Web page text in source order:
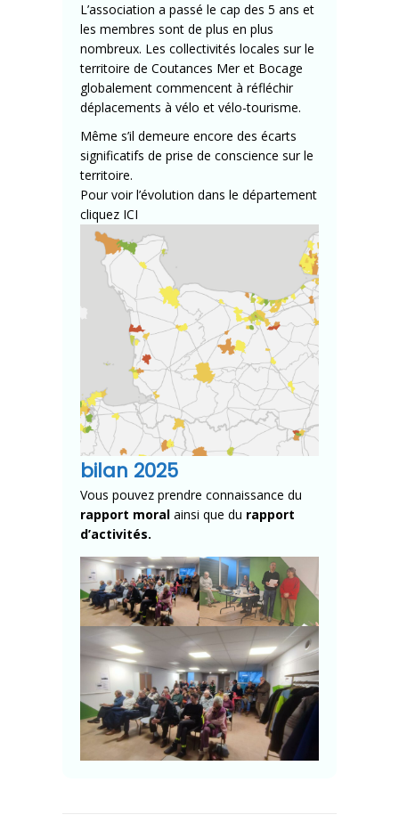
L’association a passé le cap des 5 ans et
les membres sont de plus en plus
nombreux. Les collectivités locales sur le
territoire de Coutances Mer et Bocage
globalement commencent à réfléchir
déplacements à vélo et vélo-tourisme.
Même s’il demeure encore des écarts
significatifs de prise de conscience sur le
territoire.
Pour voir l’évolution dans le département
cliquez ICI
bilan 2025
Vous pouvez prendre connaissance du
rapport moral ainsi que du rapport
d’activités.